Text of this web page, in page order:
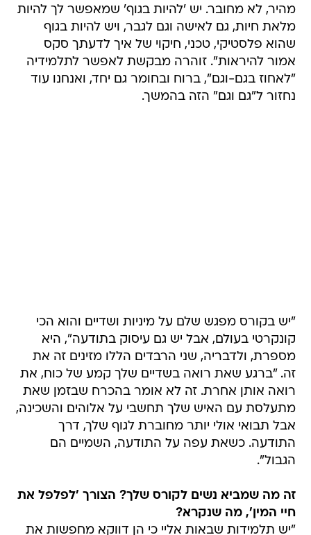
מהיר, לא מחובר. יש 'להיות בגוף' שמאפשר לך להיות
מלאת חיות, גם לאישה וגם לגבר, ויש להיות בגוף
שהוא פלסטיקי, טכני, חיקוי של איך לדעתך סקס
אמור להיראות". זוהרה מבקשת לאפשר לתלמידיה
"לאחוז בגם-וגם", ברוח ובחומר גם יחד, ואנחנו עוד
נחזור ל"גם וגם" הזה בהמשך.
"יש בקורס מפגש שלם על מיניות ושדיים והוא הכי
קונקרטי בעולם, אבל יש גם עיסוק בתודעה", היא
מספרת, ולדבריה, שני הרבדים הללו מזינים זה את
זה. "ברגע שאת רואה בשדיים שלך קמע של כוח, את
רואה אותן אחרת. זה לא אומר בהכרח שבזמן שאת
מתעלסת עם האיש שלך תחשבי על אלוהים והשכינה,
אבל תבואי אולי יותר מחוברת לגוף שלך, דרך
התודעה. כשאת עפה על התודעה, השמיים הם
הגבול".
זה מה שמביא נשים לקורס שלך? הצורך 'לפלפל את
חיי המין', מה שנקרא?
"יש תלמידות שבאות אליי כי הן דווקא מחפשות את